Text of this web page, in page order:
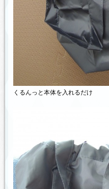
くるんっと本体を入れるだけ